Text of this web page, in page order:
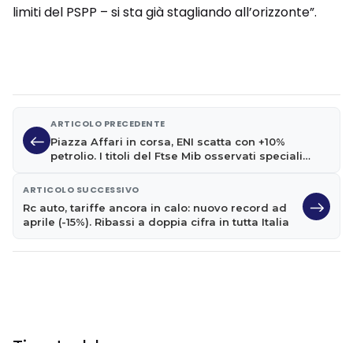
limiti del PSPP – si sta già stagliando all’orizzonte”.
ARTICOLO PRECEDENTE
Piazza Affari in corsa, ENI scatta con +10%
petrolio. I titoli del Ftse Mib osservati speciali
ARTICOLO SUCCESSIVO
Rc auto, tariffe ancora in calo: nuovo record ad